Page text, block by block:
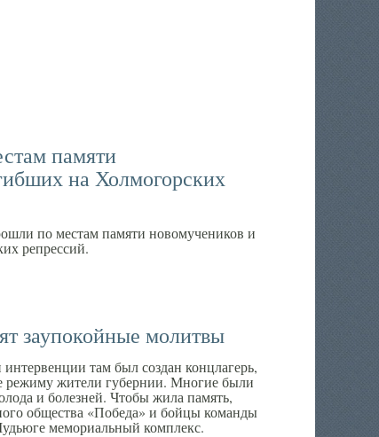
памяти
на Холмогорских
по местам памяти новомучеников и
репрессий.
заупокойные молитвы
там был создан концлагерь,
режиму жители губернии. Многие были
и болезней. Чтобы жила память,
общества «Победа» и бойцы команды
мемориальный комплекс.